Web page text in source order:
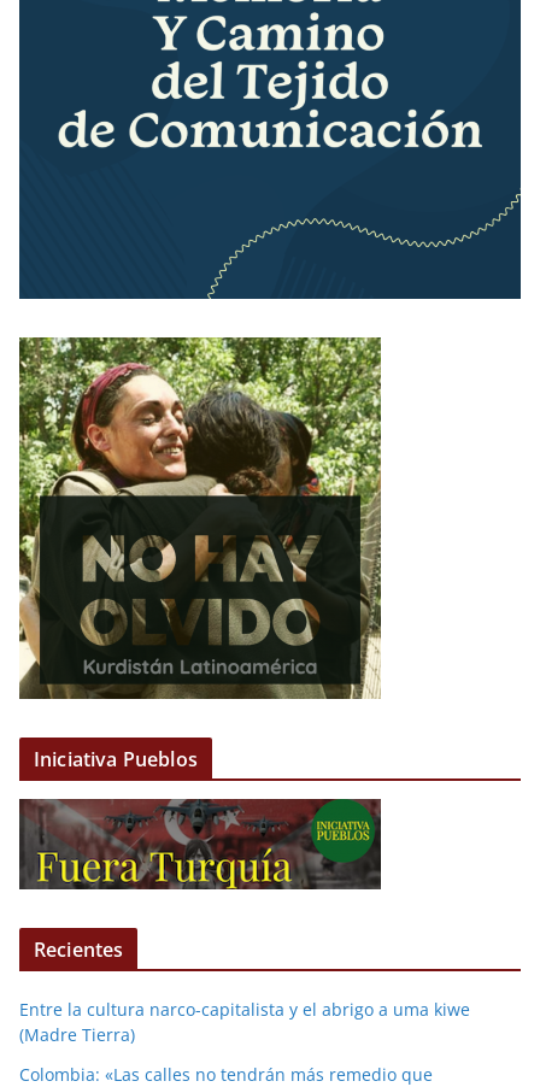
Iniciativa Pueblos
Recientes
Entre la cultura narco-capitalista y el abrigo a uma kiwe
(Madre Tierra)
Colombia: «Las calles no tendrán más remedio que